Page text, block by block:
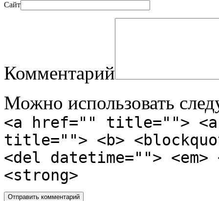
Сайт
Комментарий
Можно использовать
<a href="" title="">
title=""> <b>
<del datetime="">
<strong>